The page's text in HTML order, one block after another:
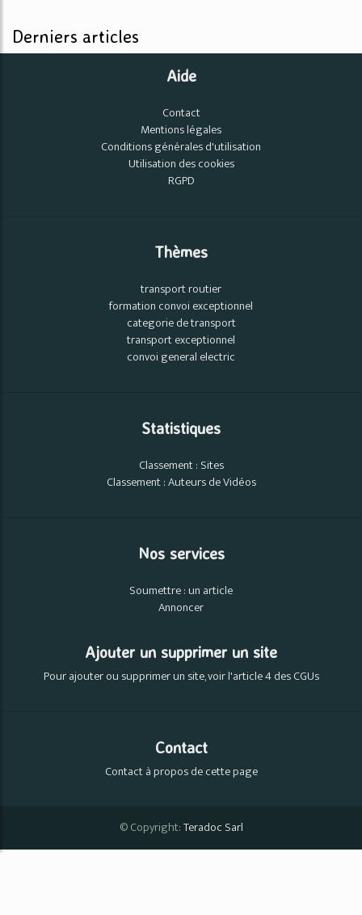
Derniers articles
Aide
Contact
Mentions légales
Conditions générales d'utilisation
Utilisation des cookies
RGPD
Thèmes
transport routier
formation convoi exceptionnel
categorie de transport
transport exceptionnel
convoi general electric
Statistiques
Classement : Sites
Classement : Auteurs de Vidéos
Nos services
Soumettre : un article
Annoncer
Ajouter un supprimer un site
Pour ajouter ou supprimer un site, voir l'article 4 des CGUs
Contact
Contact à propos de cette page
© Copyright:Teradoc Sarl